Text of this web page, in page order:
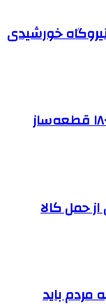
خورشیدی
بازار قطعه‌سازی رقابتی است/ ۱۸۰۰ قطعه‌ساز
حمل کالا
باید